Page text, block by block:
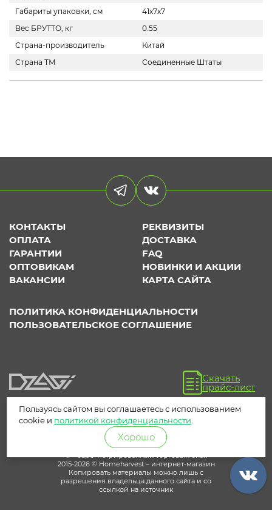
Габариты упаковки, см
41x7x7
Вес БРУТТО, кг
0.55
Страна-производитель
Китай
Страна ТМ
Соединенные Штаты
КОНТАКТЫ
РЕКВИЗИТЫ
ОПЛАТА
ДОСТАВКА
ГАРАНТИИ
FAQ
ОПТОВИКАМ
НОВИНКИ И АКЦИИ
ВАКАНСИИ
КАРТА САЙТА
ПОЛИТИКА КОНФИДЕНЦИАЛЬНОСТИ
ПОЛЬЗОВАТЕЛЬСКОЕ СОГЛАШЕНИЕ
Скачать
прайс-лист
® – зарегистрированный торговый знак
2015-2026 © Homeharvest – интернет-магазин
Копировать материалы можно лишь с
разрешения владельца данного сайта и со
ссылкой на источник
Пользуясь сайтом вы соглашаетесь с использованием
cookie и политикой конфиденциальности
Хорошо